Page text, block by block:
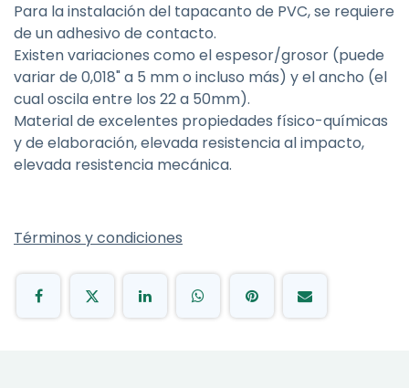
Para la instalación del tapacanto de PVC, se requiere
de un adhesivo de contacto.
Existen variaciones como el espesor/grosor (puede
variar de 0,018" a 5 mm o incluso más) y el ancho (el
cual oscila entre los 22 a 50mm).
Material de excelentes propiedades físico-químicas
y de elaboración, elevada resistencia al impacto,
elevada resistencia mecánica.
Términos y condiciones